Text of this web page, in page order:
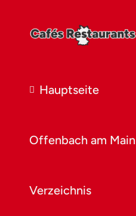
Hauptseite
Offenbach am Main
Verzeichnis